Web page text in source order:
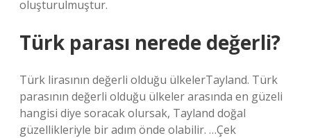
oluşturulmuştur.
Türk parası nerede değerli?
Türk lirasının değerli olduğu ülkelerTayland. Türk
parasının değerli olduğu ülkeler arasında en güzeli
hangisi diye soracak olursak, Tayland doğal
güzellikleriyle bir adım önde olabilir. …Çek